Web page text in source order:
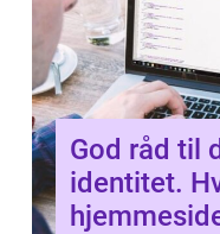
God råd til
identitet.